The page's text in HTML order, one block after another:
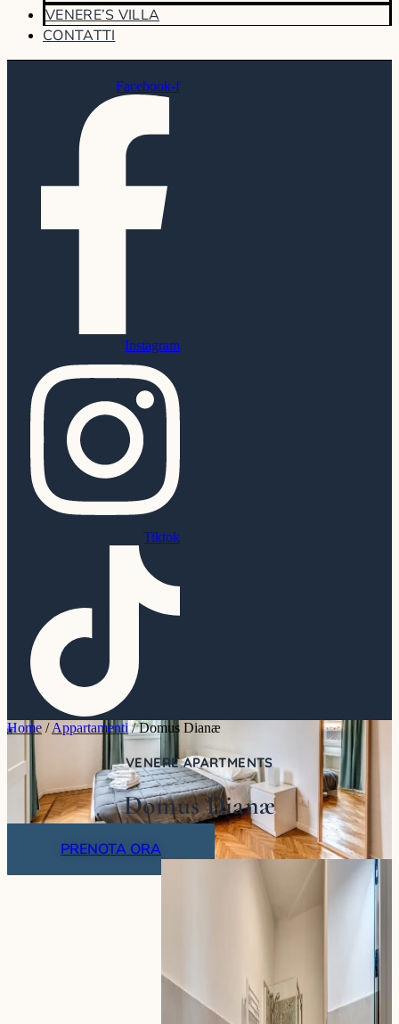
VENERE’S VILLA
CONTATTI
Facebook-f
Instagram
Tiktok
Home /Appartamenti/Domus Dianæ
VENERE APARTMENTS
Domus Dianæ
PRENOTA ORA